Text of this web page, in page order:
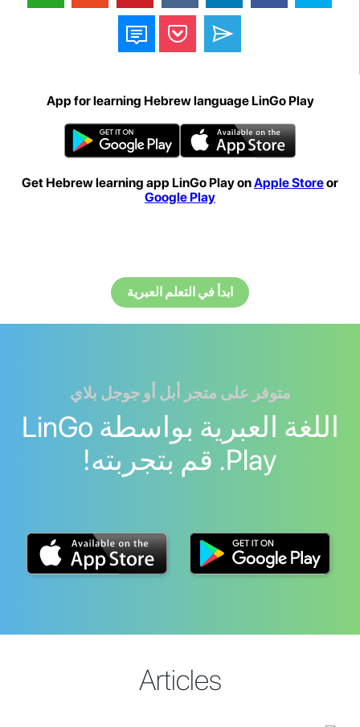
App for learning Hebrew language LinGo Play
Get Hebrew learning app LinGo Play onApple Storeor
Google Play
ابدأ في التعلم العبرية
متوفر على متجر أبل أو جوجل بلاي
اللغة العبرية بواسطة LinGo
Play. قم بتجربته!
Articles